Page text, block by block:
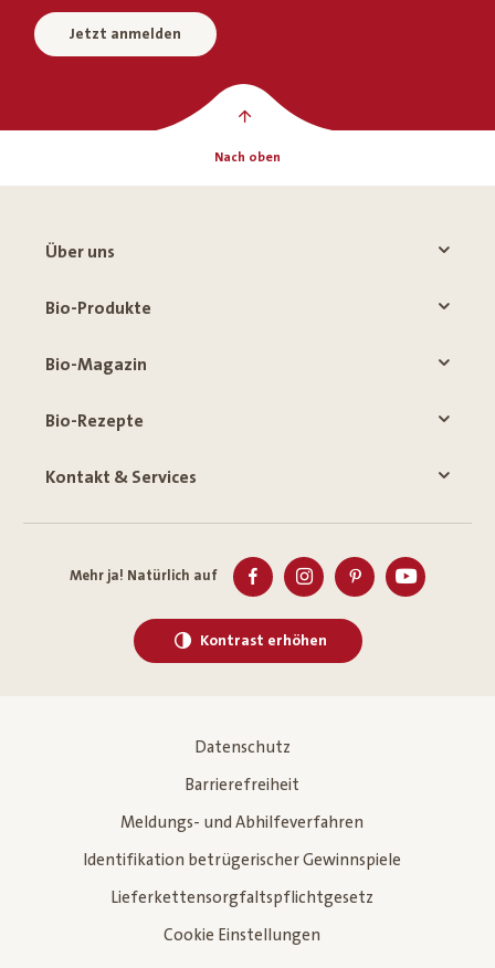
Jetzt anmelden
Nach oben
Über uns
Bio-Produkte
Bio-Magazin
Bio-Rezepte
Kontakt & Services
Mehr ja! Natürlich auf
Kontrast erhöhen
Datenschutz
Barrierefreiheit
Meldungs- und Abhilfeverfahren
Identifikation betrügerischer Gewinnspiele
Lieferkettensorgfaltspflichtgesetz
Cookie Einstellungen